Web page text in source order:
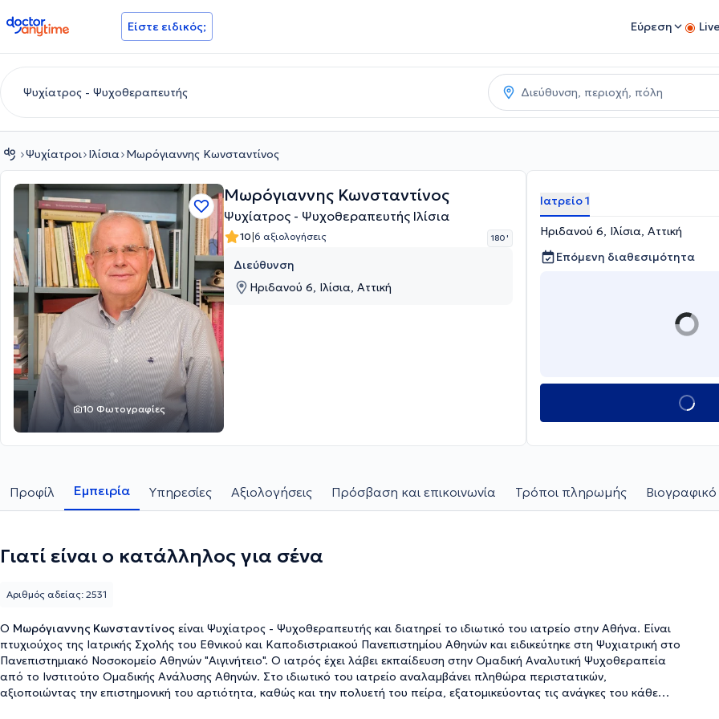
doctoranytime Είστε ειδικός; Εύρεση
Ψυχίατροι Ιλίσια Μωρόγιαννης Κωνσταντίνος
10 Φωτογραφίες
Μωρόγιαννης Κωνσταντίνος
Ψυχίατρος - Ψυχοθεραπευτής Ιλίσια
10|6 αξιολογήσεις 180 '
Διεύθυνση
Ηριδανού 6, Ιλίσια, Αττική
Ιατρείο 1
Ηριδανού 6, Ιλίσια, Αττική
Επόμενη διαθεσιμότητα
Προφίλ Εμπειρία Υπηρεσίες Αξιολογήσεις Πρόσβαση και επικοινωνία Τρόποι πληρωμής
Γιατί είναι ο κατάλληλος για σένα
Ο Μωρόγιαννης Κωνσταντίνος είναι Ψυχίατρος - Ψυχοθεραπευτής και διατηρεί το ιδιωτικό του ιατρείο στην Αθήνα. Είναι
πτυχιούχος της Ιατρικής Σχολής του Εθνικού και Καποδιστριακού Πανεπιστημίου Αθηνών και ειδικεύτηκε στη Ψυχιατρική στο
Πανεπιστημιακό Νοσοκομείο Αθηνών "Αιγινήτειο". Ο ιατρός έχει λάβει εκπαίδευση στην Ομαδική Αναλυτική Ψυχοθεραπεία
από το Ινστιτούτο Ομαδικής Ανάλυσης Αθηνών. Στο ιδιωτικό του ιατρείο αναλαμβάνει πληθώρα περιστατικών,
αξιοποιώντας την επιστημονική του αρτιότητα, καθώς και την πολυετή του πείρα, εξατομικεύοντας τις ανάγκες του κάθε
Αριθμός αδείας: 2531